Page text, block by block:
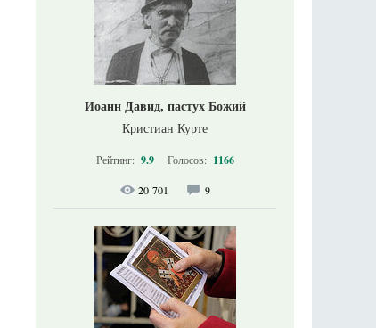
Иоанн Давид, пастух Божий
Кристиан Курте
Рейтинг: 9.9 Голосов: 1166
20 701 9